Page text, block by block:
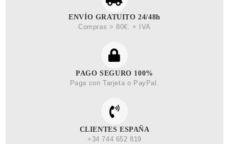
ENVÍO GRATUITO 24/48h
Compras > 80€. + IVA
PAGO SEGURO 100%
Paga con Tarjeta o PayPal.
CLIENTES ESPAÑA
+34 744 652 819